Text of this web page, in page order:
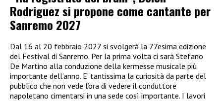
Rodriguez si propone come cantante per
Sanremo 2027
Dal 16 al 20 febbraio 2027 si svolgerà la 77esima edizione
del Festival di Sanremo. Per la prima volta ci sarà Stefano
De Martino alla conduzione della kermesse musicale più
importante dell’anno. E’ tantissima la curiosità da parte del
pubblico che non vede l’ora di vedere il conduttore
napoletano cimentarsi in una sede così importante. I lavori